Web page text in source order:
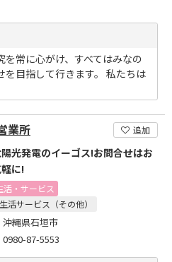
常に心がけ、すべてはみなの
目指して行きます。 私たちは
業所 追加
光発電のイーゴス!お問合せはお
に!
活・サービス
生活サービス（その他）
沖縄県石垣市
0980-87-5553